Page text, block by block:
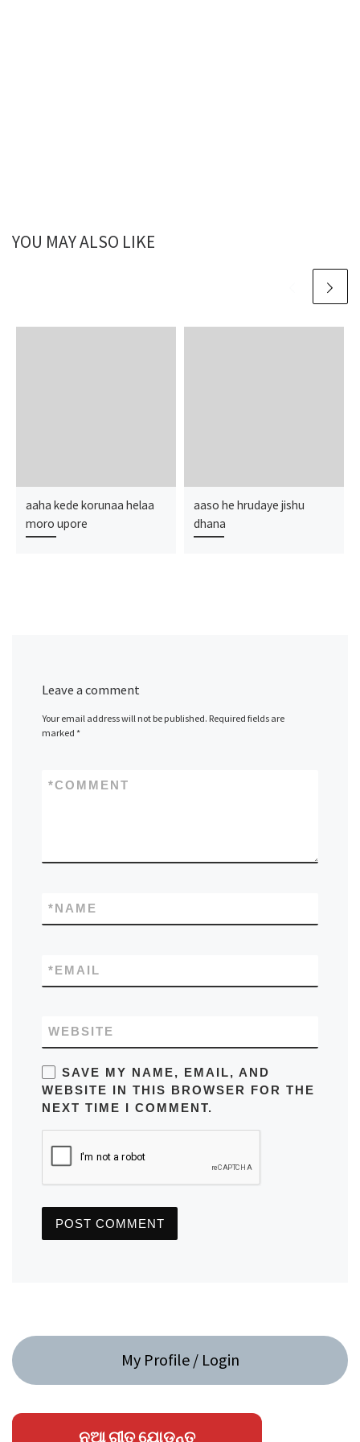
YOU MAY ALSO LIKE
aaha kede korunaa helaa
moro upore
aaso he hrudaye jishu
dhana
Leave a comment
Your email address will not be published. Required fields are
marked *
COMMENT
*
NAME
*
EMAIL
*
WEBSITE
SAVE MY NAME, EMAIL, AND
WEBSITE IN THIS BROWSER FOR THE
NEXT TIME I COMMENT.
My Profile / Login
ନୂଆ ଗୀତ ଯୋଡନ୍ତୁ